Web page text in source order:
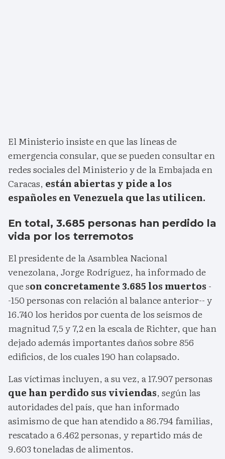
El Ministerio insiste en que las líneas de
emergencia consular, que se pueden consultar en
redes sociales del Ministerio y de la Embajada en
Caracas, están abiertas y pide a los
españoles en Venezuela que las utilicen.
En total, 3.685 personas han perdido la
vida por los terremotos
El presidente de la Asamblea Nacional
venezolana, Jorge Rodríguez, ha informado de
que son concretamente 3.685 los muertos -
-150 personas con relación al balance anterior-- y
16.740 los heridos por cuenta de los seísmos de
magnitud 7,5 y 7,2 en la escala de Richter, que han
dejado además importantes daños sobre 856
edificios, de los cuales 190 han colapsado.
Las víctimas incluyen, a su vez, a 17.907 personas
que han perdido sus viviendas, según las
autoridades del país, que han informado
asimismo de que han atendido a 86.794 familias,
rescatado a 6.462 personas, y repartido más de
9.603 toneladas de alimentos.